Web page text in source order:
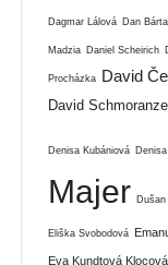
Dagmar Lálová Dan Bárta
Madzia Daniel Scheirich
Procházka David
David
Denisa Kubániová
Majer
Eliška Svobodová
Eva Kundtová Klocová